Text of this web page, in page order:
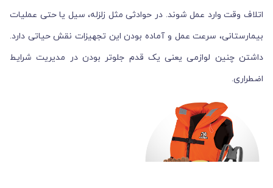
اتلاف وقت وارد عمل شوند. در حوادثی مثل زلزله، سیل یا حتی عملیات
بیمارستانی، سرعت عمل و آماده بودن این تجهیزات نقش حیاتی دارد.
داشتن چنین لوازمی یعنی یک قدم جلوتر بودن در مدیریت شرایط
اضطراری.